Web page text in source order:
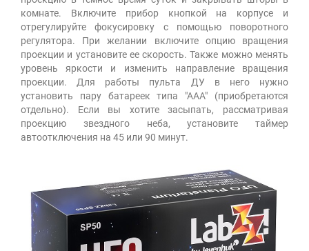
комнате. Включите прибор кнопкой на корпусе и
отрегулируйте фокусировку с помощью поворотного
регулятора. При желании включите опцию вращения
проекции и установите ее скорость. Также можно менять
уровень яркости и изменить направление вращения
проекции. Для работы пульта ДУ в него нужно
установить пару батареек типа "ААА" (приобретаются
отдельно). Если вы хотите засыпать, рассматривая
проекцию звездного неба, установите таймер
автоотключения на 45 или 90 минут.